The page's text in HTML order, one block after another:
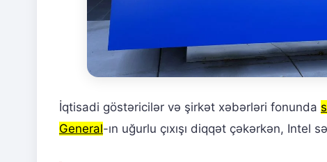
İqtisadi göstəricilər və şirkət xəbərləri fonunda
General-ın uğurlu çıxışı diqqət çəkərkən, Intel